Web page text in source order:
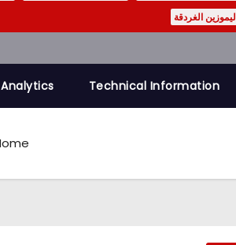
ليموزين الغردقة
Technical Information
Analytics